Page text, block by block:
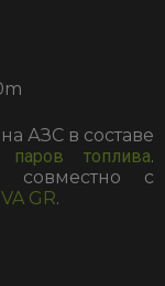
АЗС в составе
топлива.
совместно с
GR.